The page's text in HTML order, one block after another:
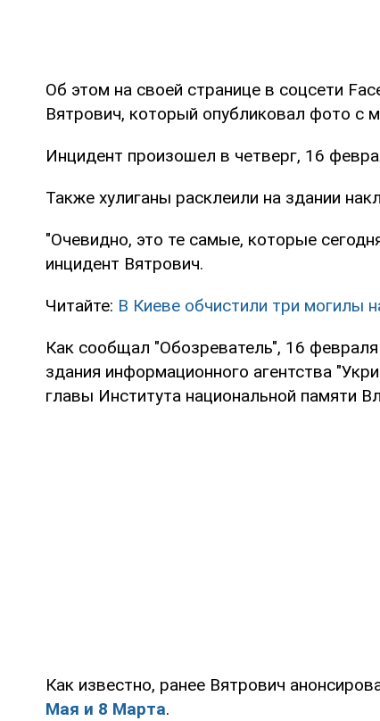
Об этом на своей странице в соцсети
Вятрович, который опубликовал фото с
Инцидент произошел в четверг, 16
Также хулиганы расклеили на здании
"Очевидно, это те самые, которые
инцидент Вятрович.
Читайте: В Киеве обчистили три могилы
Как сообщал "Обозреватель", 16
здания информационного агентства
главы Института национальной памяти
Как известно, ранее Вятрович
Мая и 8 Марта.